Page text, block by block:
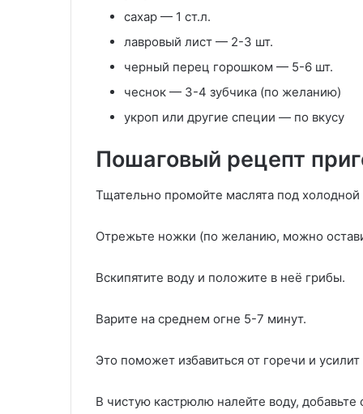
сахар — 1 ст.л.
лавровый лист — 2-3 шт.
черный перец горошком — 5-6 шт.
чеснок — 3-4 зубчика (по желанию)
укроп или другие специи — по вкусу
Пошаговый рецепт
Тщательно промойте маслята под холодной
Отрежьте ножки (по желанию, можно
Вскипятите воду и положите в неё грибы.
Варите на среднем огне 5-7 минут.
Это поможет избавиться от горечи и усилит
В чистую кастрюлю налейте воду,